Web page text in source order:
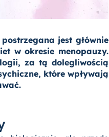
jest głównie
w okresie menopauzy.
za tą dolegliwością
które wpływają